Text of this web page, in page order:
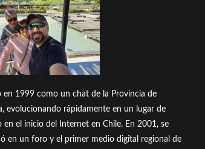
en 1999 como un chat de la Provincia de
evolucionando rápidamente en un lugar de
en el inicio del Internet en Chile. En 2001, se
en un foro y el primer medio digital regional de